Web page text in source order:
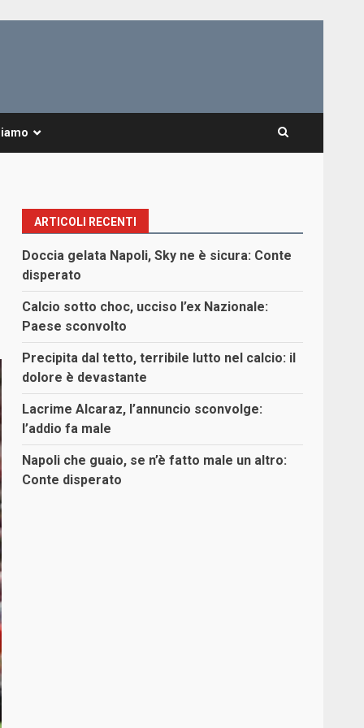
ARTICOLI RECENTI
Doccia gelata Napoli, Sky ne è sicura: Conte
disperato
Calcio sotto choc, ucciso l’ex Nazionale:
Paese sconvolto
Precipita dal tetto, terribile lutto nel calcio: il
dolore è devastante
Lacrime Alcaraz, l’annuncio sconvolge:
l’addio fa male
Napoli che guaio, se n’è fatto male un altro:
Conte disperato